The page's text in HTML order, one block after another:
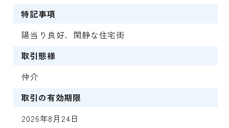
特記事項
陽当り良好、閑静な住宅街
取引態様
仲介
取引の有効期限
2026年8月24日